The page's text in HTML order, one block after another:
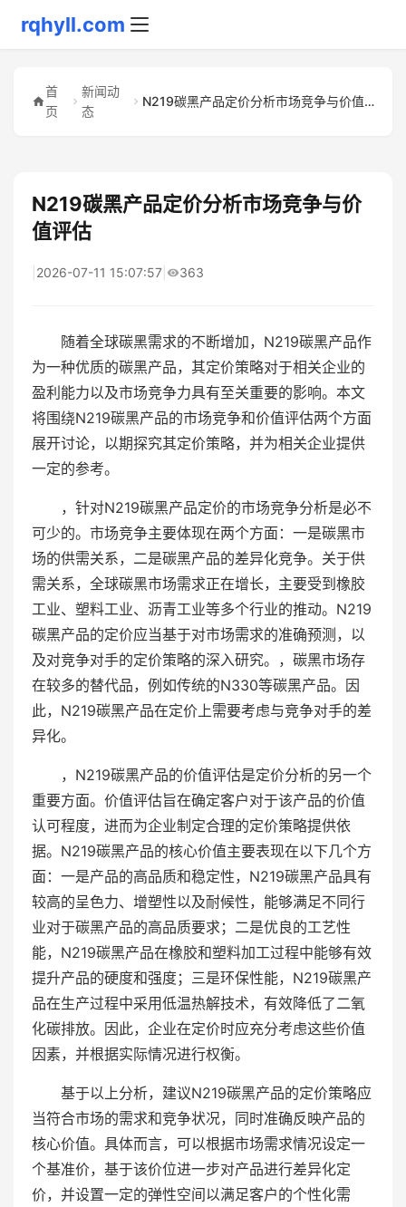
rqhyll.com
首
页
新闻动
态
N219碳黑产品定价分析市场竞争与价值评估
N219碳黑产品定价分析市场竞争与价
值评估
2026-07-11 15:07:57 363
随着全球碳黑需求的不断增加，N219碳黑产品作
为一种优质的碳黑产品，其定价策略对于相关企业的
盈利能力以及市场竞争力具有至关重要的影响。本文
将围绕N219碳黑产品的市场竞争和价值评估两个方面
展开讨论，以期探究其定价策略，并为相关企业提供
一定的参考。
，针对N219碳黑产品定价的市场竞争分析是必不
可少的。市场竞争主要体现在两个方面：一是碳黑市
场的供需关系，二是碳黑产品的差异化竞争。关于供
需关系，全球碳黑市场需求正在增长，主要受到橡胶
工业、塑料工业、沥青工业等多个行业的推动。N219
碳黑产品的定价应当基于对市场需求的准确预测，以
及对竞争对手的定价策略的深入研究。，碳黑市场存
在较多的替代品，例如传统的N330等碳黑产品。因
此，N219碳黑产品在定价上需要考虑与竞争对手的差
异化。
，N219碳黑产品的价值评估是定价分析的另一个
重要方面。价值评估旨在确定客户对于该产品的价值
认可程度，进而为企业制定合理的定价策略提供依
据。N219碳黑产品的核心价值主要表现在以下几个方
面：一是产品的高品质和稳定性，N219碳黑产品具有
较高的呈色力、增塑性以及耐候性，能够满足不同行
业对于碳黑产品的高品质要求；二是优良的工艺性
能，N219碳黑产品在橡胶和塑料加工过程中能够有效
提升产品的硬度和强度；三是环保性能，N219碳黑产
品在生产过程中采用低温热解技术，有效降低了二氧
化碳排放。因此，企业在定价时应充分考虑这些价值
因素，并根据实际情况进行权衡。
基于以上分析，建议N219碳黑产品的定价策略应
当符合市场的需求和竞争状况，同时准确反映产品的
核心价值。具体而言，可以根据市场需求情况设定一
个基准价，基于该价位进一步对产品进行差异化定
价，并设置一定的弹性空间以满足客户的个性化需